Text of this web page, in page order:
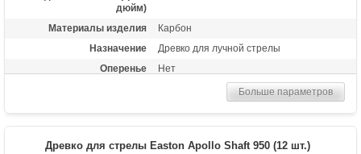
дюйм)
Материалы изделия
Карбон
Назначение
Древко для лучной стрелы
Оперенье
Нет
Больше параметров
Древко для стрелы Easton Apollo Shaft 950 (12 шт.)